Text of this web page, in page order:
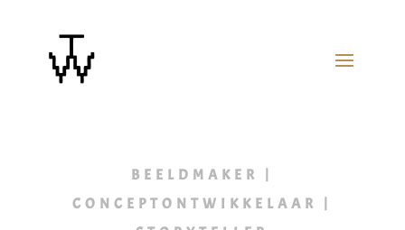
BEELDMAKER |
CONCEPTONTWIKKELAAR |